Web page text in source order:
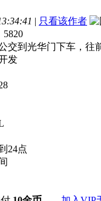
| 只看该作者
公交到光华门下车
己开发
～28
点到24点
房间